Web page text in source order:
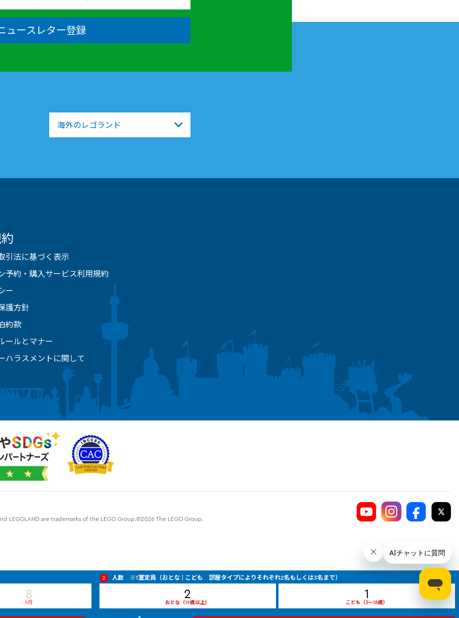
ュースレター登録
海外のレゴランド
引法に基づく表示
予約・購入サービス利用規約
ー
護方針
約款
ールとマナー
ハラスメントに関して
are trademarks of the LEGO Group.©2026 The LEGO Group.
Check
Out
Date:
8
8月
2 人数 ※1室定員（おとな | こども 部屋タイプによりそれぞれ2名もしくは3名まで）
2
おとな（19歳以上）
1
こども（3～18歳）